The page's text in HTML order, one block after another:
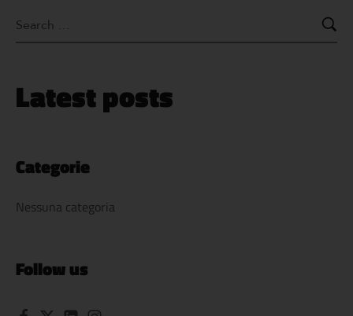
Latest posts
Categorie
Nessuna categoria
Follow us